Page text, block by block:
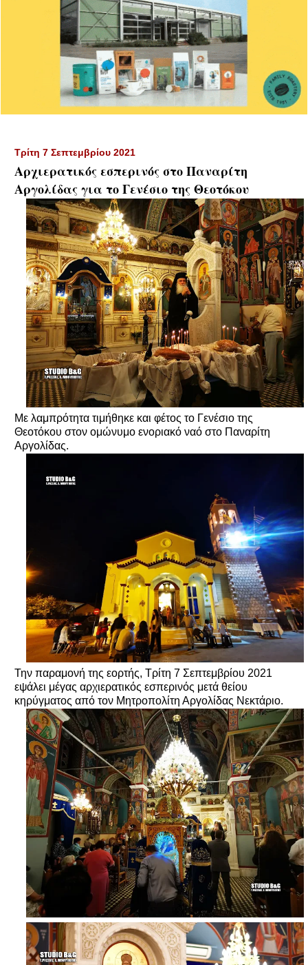
Τρίτη 7 Σεπτεμβρίου 2021
Αρχιερατικός εσπερινός στο Παναρίτη
Αργολίδας για το Γενέσιο της Θεοτόκου
Με λαμπρότητα τιμήθηκε και φέτος το Γενέσιο της
Θεοτόκου στον ομώνυμο ενοριακό ναό στο Παναρίτη
Αργολίδας.
Την παραμονή της εορτής, Τρίτη 7 Σεπτεμβρίου 2021
εψάλει μέγας αρχιερατικός εσπερινός μετά θείου
κηρύγματος από τον Μητροπολίτη Αργολίδας Νεκτάριο.